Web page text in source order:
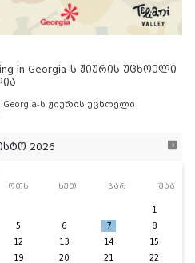
in Georgia-ს ჟიურის უცხოელი
in Georgia-ს ჟიურის უცხოელი
2026
ოთხ ხუთ პარ შაბ
1
5 6 7
8
12 13 14
15
19 20 21
22